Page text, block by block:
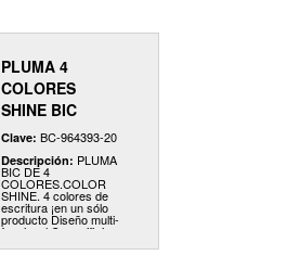
PLUMA 4
COLORES
SHINE BIC
Clave: BC-964393-20
Descripción: PLUMA
BIC DE 4
COLORES.COLOR
SHINE. 4 colores de
escritura ¡en un sólo
producto Diseño multi-
funcional Con orificio